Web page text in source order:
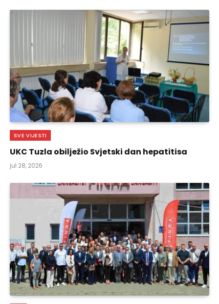
SVE VIJESTI
UKC Tuzla obilježio Svjetski dan hepatitisa
jul 28, 2026